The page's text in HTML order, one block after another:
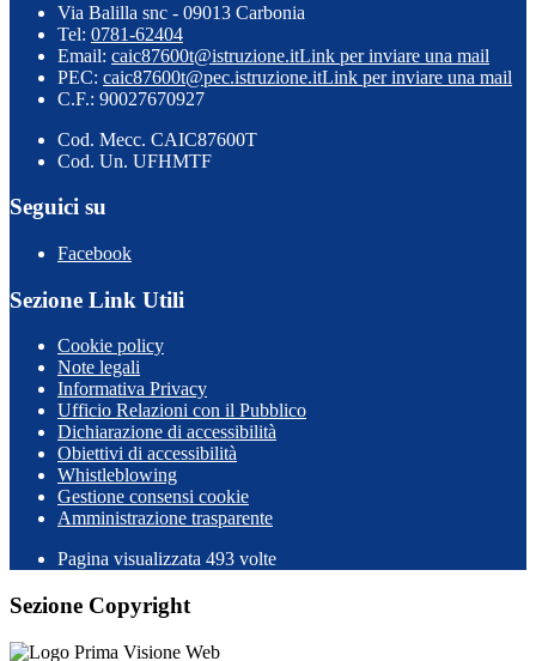
Via Balilla snc - 09013 Carbonia
Tel: 0781-62404
Email: caic87600t@istruzione.itLink per inviare una mail
PEC: caic87600t@pec.istruzione.itLink per inviare una mail
C.F.: 90027670927
Cod. Mecc. CAIC87600T
Cod. Un. UFHMTF
Seguici su
Facebook
Sezione Link Utili
Cookie policy
Note legali
Informativa Privacy
Ufficio Relazioni con il Pubblico
Dichiarazione di accessibilità
Obiettivi di accessibilità
Whistleblowing
Gestione consensi cookie
Amministrazione trasparente
Pagina visualizzata 493 volte
Sezione Copyright